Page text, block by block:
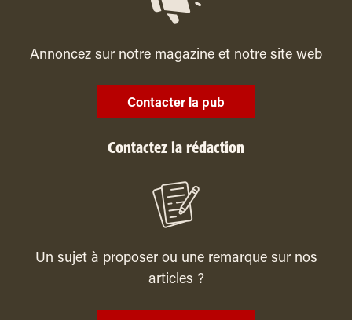
Annoncez sur notre magazine et notre site web
Contacter la pub
Contactez la rédaction
Un sujet à proposer ou une remarque sur nos
articles ?